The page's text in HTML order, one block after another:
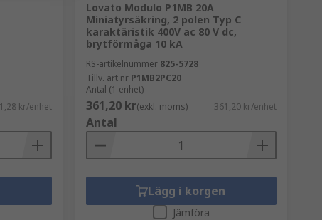
kr/enhet
Lovato Modulo P1MB 20A
Miniatyrsäkring, 2 polen Typ C
karaktäristik 400V ac 80 V dc,
brytförmåga 10 kA
RS-artikelnummer 825-5728
Tillv. art.nr P1MB2PC20
Antal (1 enhet)
361,20 kr(exkl. moms) 361,20 kr/enhet
Antal
Lägg i korgen
Jämföra